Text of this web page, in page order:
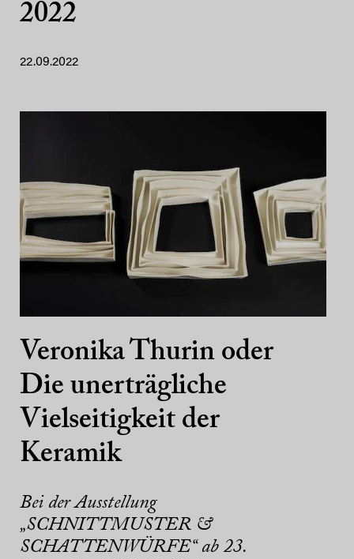
2022
22.09.2022
Veronika Thurin oder
Die unerträgliche
Vielseitigkeit der
Keramik
Bei der Ausstellung
„SCHNITTMUSTER &
SCHATTENWÜRFE“ ab 23.